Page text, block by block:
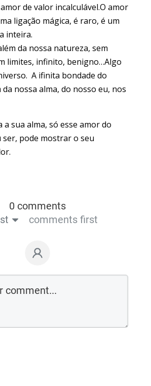
de valor incalculável.O amor
ligação mágica, é raro, é um
inteira.
da nossa natureza, sem
limites, infinito, benigno…Algo
A ifinita bondade do
nossa alma, do nosso eu, nos
a sua alma, só esse amor do
pode mostrar o seu
0 comments
comments first